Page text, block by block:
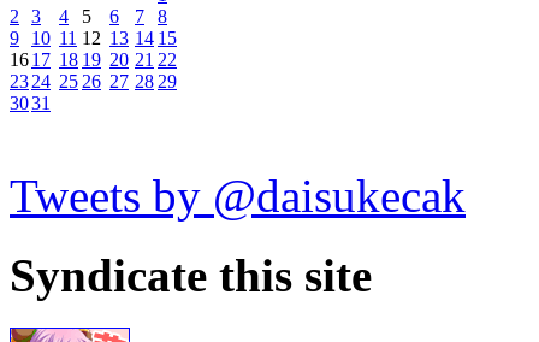
2
3 4 5 6 7
8
9
10 11 12 13 14 15
1617 18 19 20 21 22
2324 25 26 27 28 29
3031
Tweets by @daisukecak
Syndicate this site